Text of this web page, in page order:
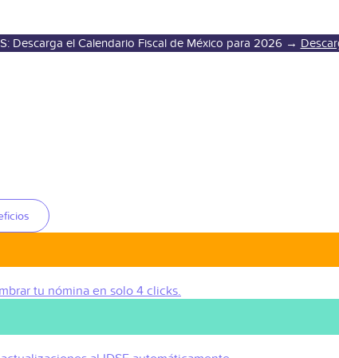
Descarga el Calendario Fiscal de México para 2026 →
tu nómina en solo 4 clicks.